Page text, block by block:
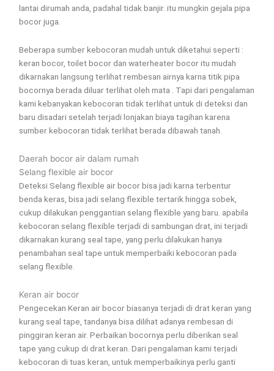
lantai dirumah anda, padahal tidak banjir. itu mungkin gejala pipa
bocor juga.
Beberapa sumber kebocoran mudah untuk diketahui seperti :
keran bocor, toilet bocor dan waterheater bocor itu mudah
dikarnakan langsung terlihat rembesan airnya karna titik pipa
bocornya berada diluar terlihat oleh mata . Tapi dari pengalaman
kami kebanyakan kebocoran tidak terlihat untuk di deteksi dan
baru disadari setelah terjadi lonjakan biaya tagihan karena
sumber kebocoran tidak terlihat berada dibawah tanah.
Daerah bocor air dalam rumah
Selang flexible air bocor
Deteksi Selang flexible air bocor bisa jadi karna terbentur
benda keras, bisa jadi selang flexible tertarik hingga sobek,
cukup dilakukan penggantian selang flexible yang baru. apabila
kebocoran selang flexible terjadi di sambungan drat, ini terjadi
dikarnakan kurang seal tape, yang perlu dilakukan hanya
penambahan seal tape untuk memperbaiki kebocoran pada
selang flexible.
Keran air bocor
Pengecekan Keran air bocor biasanya terjadi di drat keran yang
kurang seal tape, tandanya bisa dilihat adanya rembesan di
pinggiran keran air. Perbaikan bocornya perlu diberikan seal
tape yang cukup di drat keran. Dari pengalaman kami terjadi
kebocoran di tuas keran, untuk memperbaikinya perlu ganti